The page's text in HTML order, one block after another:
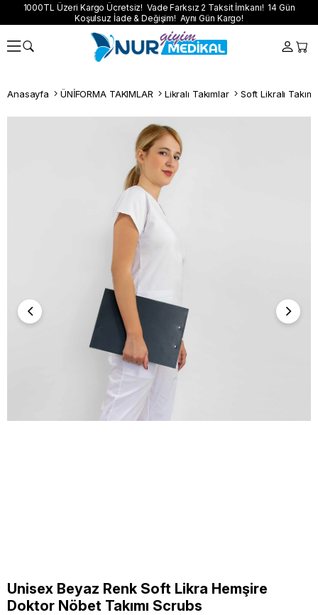
1000TL Üzeri Kargo Ücretsiz! Vade Farksız 2 Taksit İmkanı! 14 Gün
Koşulsuz İade & Değişim! Aynı Gün Kargo!
Anasayfa ÜNİFORMA TAKIMLAR Likralı Takımlar Soft Likralı
Unisex Beyaz Renk Soft Likra Hemşire
Doktor Nöbet Takımı Scrubs